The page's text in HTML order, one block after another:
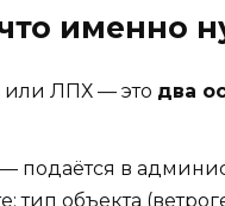
именно
или ЛПХ — это два
— подаётся в
объекта